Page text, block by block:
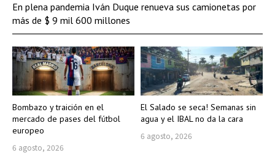
Bombazo y traición en el
mercado de pases del fútbol
europeo
6 agosto, 2026
El Salado se seca! Semanas sin
agua y el IBAL no da la cara
6 agosto, 2026
En plena pandemia Iván Duque renueva sus camionetas por
más de $ 9 mil 600 millones